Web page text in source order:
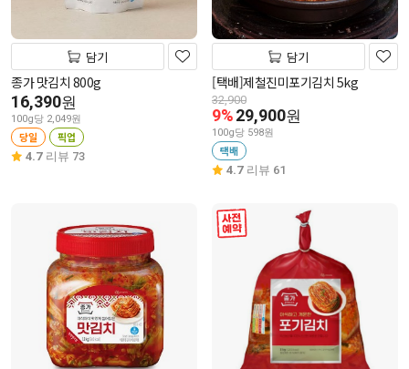
담기
종가 맛김치 800g
16,390원
100g당 2,049원
당일 픽업
4.7 리뷰 73
담기
[택배]제철진미포기김치 5kg
32,900
9%29,900원
100g당 598원
택배
4.7 리뷰 61